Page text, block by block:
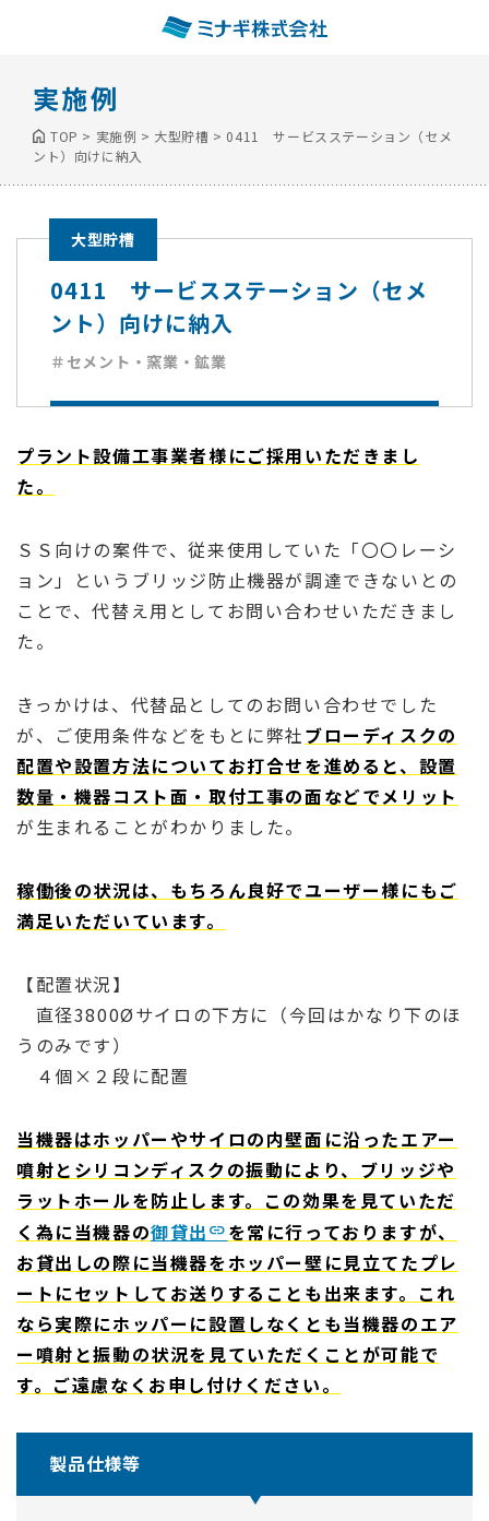
実施例
TOP > 実施例 > 大型貯槽 > 0411 サービスステーション（セメ
ント）向けに納入
大型貯槽
0411 サービスステーション（セメ
ント）向けに納入
＃セメント・窯業・鉱業
プラント設備工事業者様にご採用いただきまし
た。
ＳＳ向けの案件で、従来使用していた「〇〇レーシ
ョン」というブリッジ防止機器が調達できないとの
ことで、代替え用としてお問い合わせいただきまし
た。
きっかけは、代替品としてのお問い合わせでした
が、ご使用条件などをもとに弊社ブローディスクの
配置や設置方法についてお打合せを進めると、設置
数量・機器コスト面・取付工事の面などでメリット
が生まれることがわかりました。
稼働後の状況は、もちろん良好でユーザー様にもご
満足いただいています。
【配置状況】
直径3800Øサイロの下方に（今回はかなり下のほ
うのみです）
４個×２段に配置
当機器はホッパーやサイロの内壁面に沿ったエアー
噴射とシリコンディスクの振動により、ブリッジや
ラットホールを防止します。この効果を見ていただ
く為に当機器の御貸出
を常に行っておりますが、
お貸出しの際に当機器をホッパー壁に見立てたプレ
ートにセットしてお送りすることも出来ます。これ
なら実際にホッパーに設置しなくとも当機器のエア
ー噴射と振動の状況を見ていただくことが可能で
す。ご遠慮なくお申し付けください。
製品仕様等